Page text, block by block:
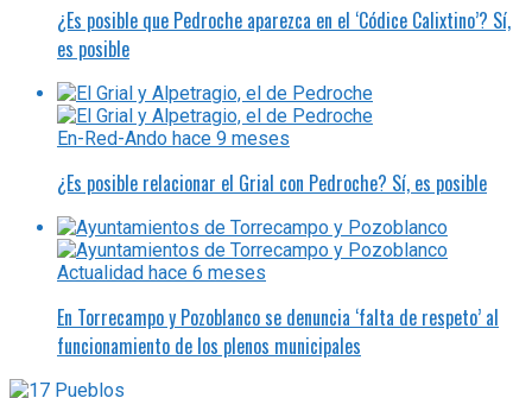
¿Es posible que Pedroche aparezca en el ‘Códice Calixtino’? Sí,
es posible
En-Red-Ando hace 9 meses
¿Es posible relacionar el Grial con Pedroche? Sí, es posible
Actualidad hace 6 meses
En Torrecampo y Pozoblanco se denuncia ‘falta de respeto’ al
funcionamiento de los plenos municipales